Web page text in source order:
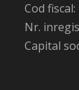
Cod fiscal:
Nr.
Capital